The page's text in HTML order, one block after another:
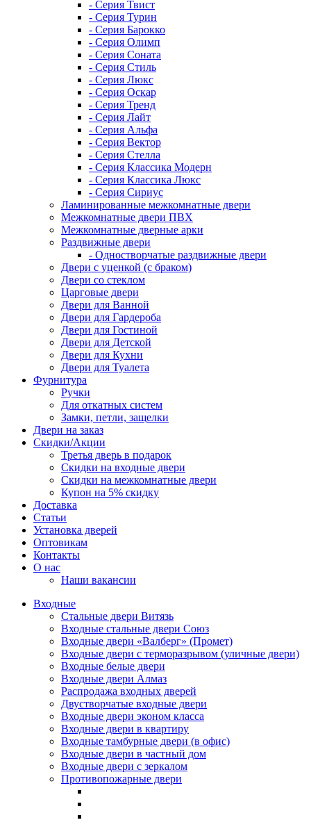
- Серия Твист
- Серия Турин
- Серия Барокко
- Серия Олимп
- Серия Соната
- Серия Стиль
- Серия Люкс
- Серия Оскар
- Серия Тренд
- Серия Лайт
- Серия Альфа
- Серия Вектор
- Серия Стелла
- Серия Классика Модерн
- Серия Классика Люкс
- Серия Сириус
Ламинированные межкомнатные двери
Межкомнатные двери ПВХ
Межкомнатные дверные арки
Раздвижные двери
- Одностворчатые раздвижные двери
Двери с уценкой (с браком)
Двери со стеклом
Царговые двери
Двери для Ванной
Двери для Гардероба
Двери для Гостиной
Двери для Детской
Двери для Кухни
Двери для Туалета
Фурнитура
Ручки
Для откатных систем
Замки, петли, защелки
Двери на заказ
Скидки/Акции
Третья дверь в подарок
Скидки на входные двери
Скидки на межкомнатные двери
Купон на 5% скидку
Доставка
Статьи
Установка дверей
Оптовикам
Контакты
О нас
Наши вакансии
Входные
Стальные двери Витязь
Входные стальные двери Союз
Входные двери «Валберг» (Промет)
Входные двери с терморазрывом (уличные двери)
Входные белые двери
Входные двери Алмаз
Распродажа входных дверей
Двустворчатые входные двери
Входные двери эконом класса
Входные двери в квартиру
Входные тамбурные двери (в офис)
Входные двери в частный дом
Входные двери с зеркалом
Противопожарные двери